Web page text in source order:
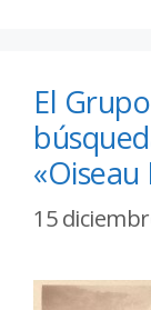
El
«Oiseau
15